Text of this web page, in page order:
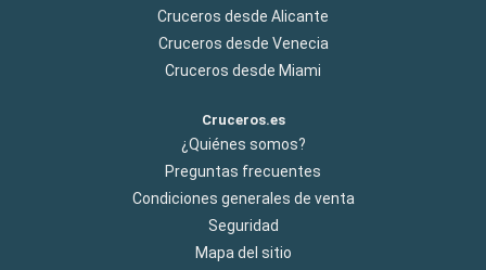
Cruceros desde Alicante
Cruceros desde Venecia
Cruceros desde Miami
Cruceros.es
¿Quiénes somos?
Preguntas frecuentes
Condiciones generales de venta
Seguridad
Mapa del sitio